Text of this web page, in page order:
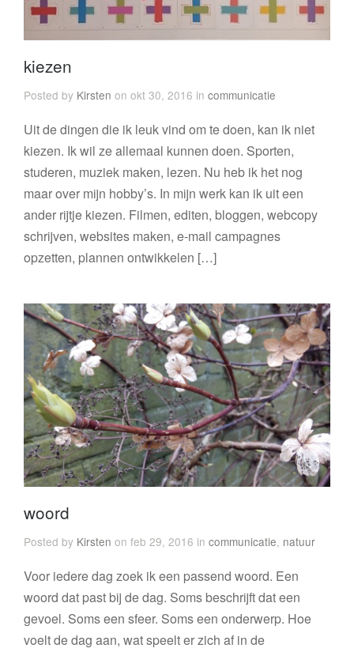
kiezen
Posted by Kirsten on okt 30, 2016 in communicatie
Uit de dingen die ik leuk vind om te doen, kan ik niet
kiezen. Ik wil ze allemaal kunnen doen. Sporten,
studeren, muziek maken, lezen. Nu heb ik het nog
maar over mijn hobby’s. In mijn werk kan ik uit een
ander rijtje kiezen. Filmen, editen, bloggen, webcopy
schrijven, websites maken, e-mail campagnes
opzetten, plannen ontwikkelen […]
woord
Posted by Kirsten on feb 29, 2016 in communicatie, natuur
Voor iedere dag zoek ik een passend woord. Een
woord dat past bij de dag. Soms beschrijft dat een
gevoel. Soms een sfeer. Soms een onderwerp. Hoe
voelt de dag aan, wat speelt er zich af in de